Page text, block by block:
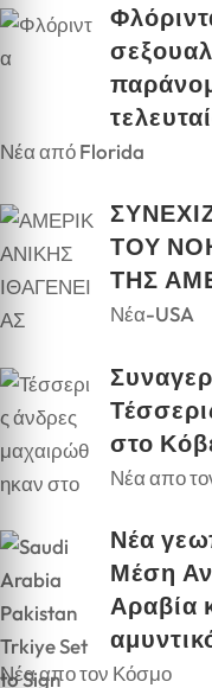
Νέα από Florida
ΤΟΥ
ΤΗΣ
Νέα-USA
στο
Νέα απο
Νέα
Μέση
Αραβία
Νέα απο τον Κόσμο